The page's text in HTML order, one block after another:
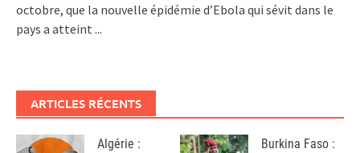
octobre, que la nouvelle épidémie d’Ebola qui sévit dans le
pays a atteint ...
ARTICLES RÉCENTS
Algérie :
Burkina Faso :